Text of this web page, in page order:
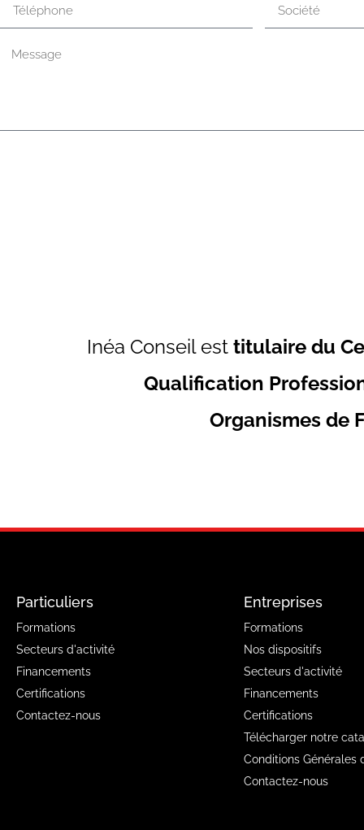
Inéa Conseil est titulaire du
Qualification
Organismes de
Particuliers
Formations
Secteurs d'activité
Financements
Certifications
Contactez-nous
Entreprises
Formations
Nos dispositifs
Secteurs d'activité
Financements
Certifications
Télécharger notre
Conditions Générales
Contactez-nous